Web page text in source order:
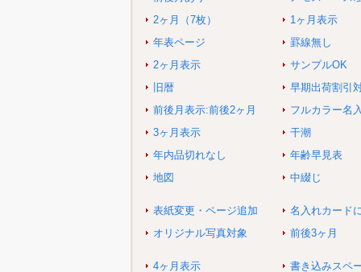
2ヶ月（7枚）
1ヶ月表示
年表ページ
罫線無し
2ヶ月表示
サンプルOK
旧暦
早期出荷割引
前後月表示:前後2ヶ月
フルカラー名
3ヶ月表示
干潮
年内品切れなし
年齢早見表
地図
中綴じ
表紙変更・ページ追加
名入れカード
オリジナル写真対象
前後3ヶ月
4ヶ月表示 書き込みスペ